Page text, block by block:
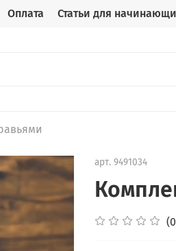
Оплата Статьи для
арт. 9491034